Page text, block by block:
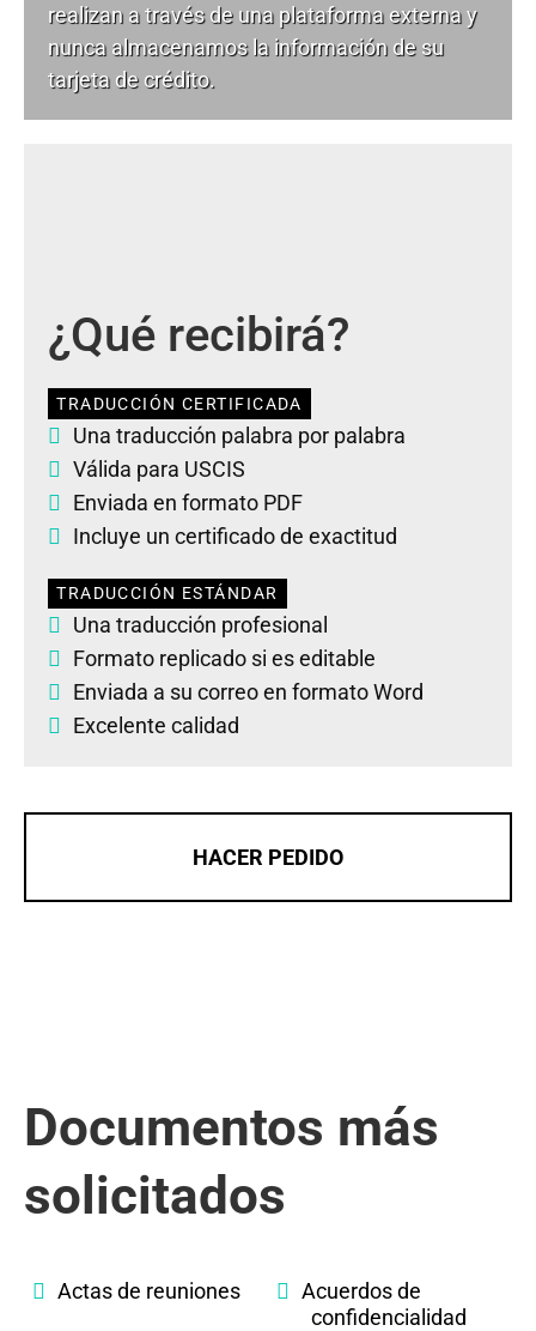
realizan a través de una plataforma externa y
nunca almacenamos la información de su
tarjeta de crédito.
¿Qué recibirá?
TRADUCCIÓN CERTIFICADA
Una traducción palabra por palabra
Válida para USCIS
Enviada en formato PDF
Incluye un certificado de exactitud
TRADUCCIÓN ESTÁNDAR
Una traducción profesional
Formato replicado si es editable
Enviada a su correo en formato Word
Excelente calidad
HACER PEDIDO
Documentos más
solicitados
Actas de reuniones
Acuerdos de
confidencialidad